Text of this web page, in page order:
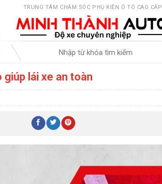
TRUNG TÂM CHĂM SÓC PHỤ KIỆN Ô TÔ CAO CẤP
lái xe an toàn